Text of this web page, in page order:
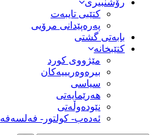
رۆشنبیری
کتێبی تایبەت
پەرەپێدانی مرۆیی
بابەتی گشتی
کتێبخانە
مێژووى کورد
بیرەوەریییەکان
سیاسى
هەرێمایەتی
نێودەوڵەتی
ئەدەب- کولتور- فەلسەفە